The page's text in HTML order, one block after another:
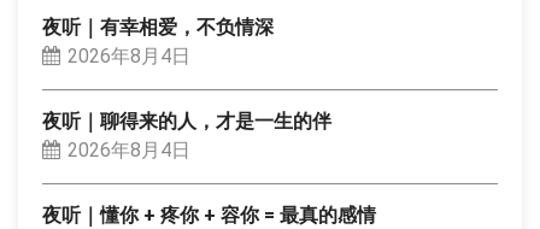
夜听｜有幸相爱，不负情深
2026年8月4日
夜听｜聊得来的人，才是一生的伴
2026年8月4日
夜听｜懂你 + 疼你 + 容你 = 最真的感情